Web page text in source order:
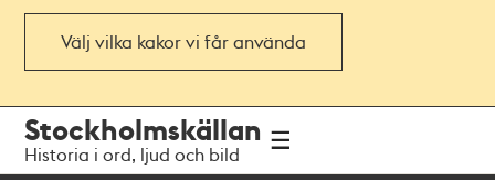
Välj vilka kakor vi får använda
navigationen
huvudinnehållet
Stockholmskällan
Historia i ord, ljud och bild